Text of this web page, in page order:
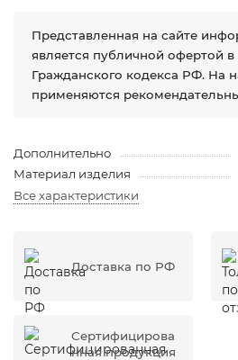
Представленная на сайте
является публичной офертой в
Гражданского кодекса РФ. На
применяются
Дополнительно
Материал изделия
Все характеристики
Доставка по РФ
Сертифицирова
нная продукция